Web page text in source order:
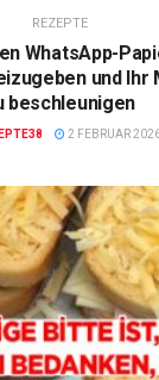
REZEPTE
WhatsApp-
und Ihr
beschleunigen
2 FEBRUAR